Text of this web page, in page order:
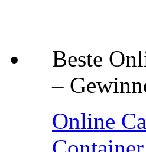
Beste
–
Online